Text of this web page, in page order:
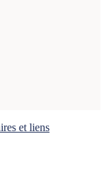
et liens